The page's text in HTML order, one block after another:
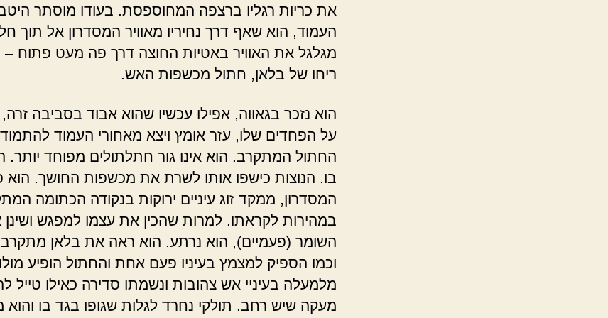
את כריות רגליו ברצפה המחוספסת. בעודו מוסתר
העמוד, הוא שאף דרך נחיריו מאוויר המסדרון אל תוך
מגלגל את האוויר באטיות החוצה דרך פה מעט פתוח
ריחו של בלאן, חתול מכשפות האש.
הוא נזכר בגאווה, אפילו עכשיו שהוא אבוד בסביבה
על הפחדים שלו, עזר אומץ ויצא מאחורי העמוד
החתול המתקרב. הוא אינו גור חתלתולים מפוחד יותר.
בו. הנוצות כישפו אותו לשרת את מכשפות החושך. הוא
המסדרון, ממקד זוג עיניים ירוקות בנקודה הכתומה
במהירות לקראתו. למרות שהכין את עצמו למפגש
השומר (פעמיים), הוא נרתע. הוא ראה את בלאן מתקרב
וכמו הספיק למצמץ בעיניו פעם אחת והחתול הופיע
מלמעלה בעיניי אש צהובות ונשמתו סדירה כאילו טייל
מעקה שיש רחב. תולקי נחרד לגלות שגופו בגד בו